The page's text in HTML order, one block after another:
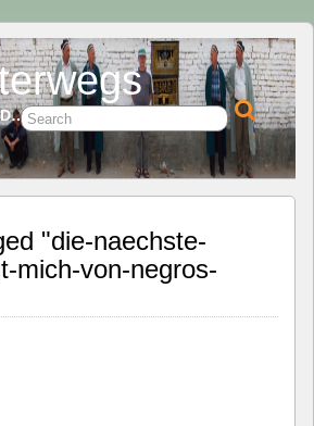
"die-naechste-
mich-von-negros-